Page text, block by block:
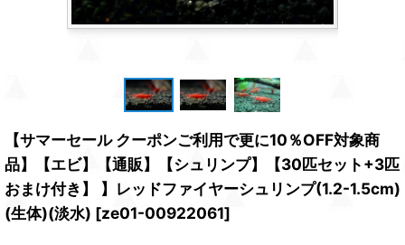
【サマーセール クーポンご利用で更に10％OFF対象商
品】【エビ】【通販】【シュリンプ】【30匹セット+3匹
おまけ付き】 】レッドファイヤーシュリンプ(1.2-1.5cm)
(生体)(淡水) [ze01-00922061]